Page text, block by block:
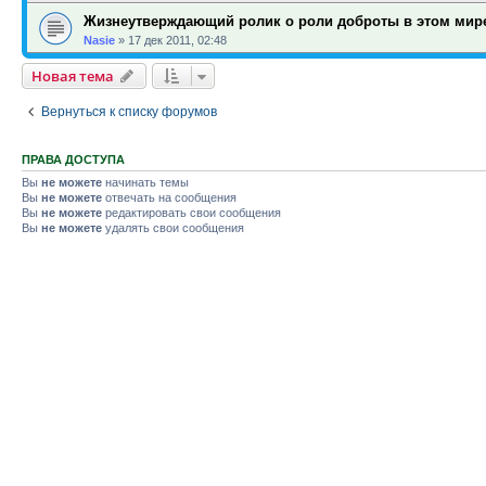
Жизнеутверждающий ролик о роли доброты в этом
Nasie » 17 дек 2011, 02:48
Новая тема
Вернуться к списку форумов
ПРАВА ДОСТУПА
Вы не можете начинать темы
Вы не можете отвечать на сообщения
Вы не можете редактировать свои сообщения
Вы не можете удалять свои сообщения